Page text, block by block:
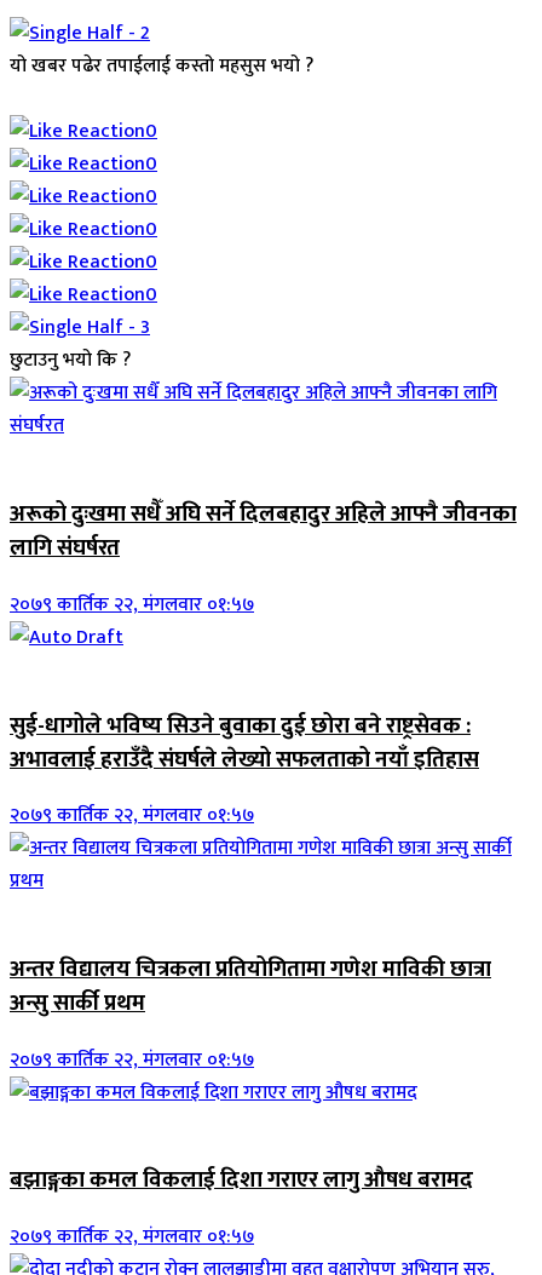
यो खबर पढेर तपाईलाई कस्तो महसुस भयो ?
0
0
0
0
0
0
छुटाउनु भयो कि ?
अरूको दुःखमा सधैँ अघि सर्ने दिलबहादुर अहिले आफ्नै जीवनका
लागि संघर्षरत
२०७९ कार्तिक २२, मंगलवार ०१:५७
सुई-धागोले भविष्य सिउने बुवाका दुई छोरा बने राष्ट्रसेवक :
अभावलाई हराउँदै संघर्षले लेख्यो सफलताको नयाँ इतिहास
२०७९ कार्तिक २२, मंगलवार ०१:५७
अन्तर विद्यालय चित्रकला प्रतियोगितामा गणेश माविकी छात्रा
अन्सु सार्की प्रथम
२०७९ कार्तिक २२, मंगलवार ०१:५७
बझाङ्गका कमल विकलाई दिशा गराएर लागु औषध बरामद
२०७९ कार्तिक २२, मंगलवार ०१:५७